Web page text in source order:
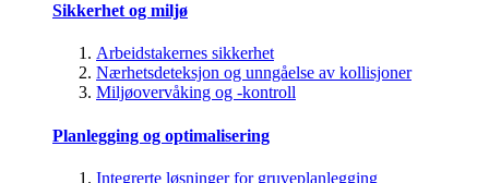
Sikkerhet og miljø
Arbeidstakernes sikkerhet
Nærhetsdeteksjon og unngåelse av kollisjoner
Miljøovervåking og -kontroll
Planlegging og optimalisering
Integrerte løsninger for gruveplanlegging